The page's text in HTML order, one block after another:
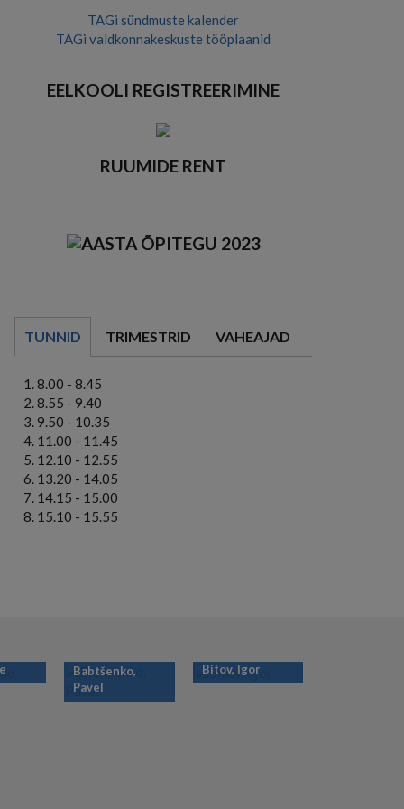
TAGi sündmuste kalender
TAGi valdkonnakeskuste tööplaanid
EELKOOLI REGISTREERIMINE
RUUMIDE RENT
TUNNID TRIMESTRID VAHEAJAD
8.00 - 8.45
8.55 - 9.40
9.50 - 10.35
11.00 - 11.45
12.10 - 12.55
13.20 - 14.05
14.15 - 15.00
15.10 - 15.55
Babtšenko,
Pavel
Bitov, Igor